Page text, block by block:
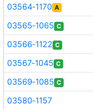
03564‑1170 A
03565‑1065 C
03566‑1122 C
03567‑1045 C
03569‑1085 C
03580‑1157